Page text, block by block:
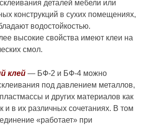
деталей мебели или
конструкций в сухих поме­щениях,
водостойкостью.
высокие свойства имеют клеи на
смол.
клей — БФ-2 и БФ-4 можно
под давлением металлов,
и других мате­риалов как
и в их различных сочетаниях. В том
«работает» при